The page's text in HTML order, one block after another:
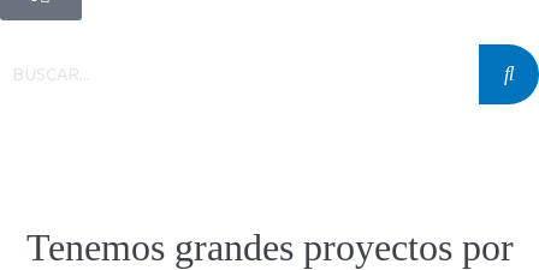
Tenemos grandes proyectos por